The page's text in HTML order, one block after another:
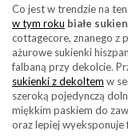
Co jest w trendzie na
w tym roku białe
cottagecore, znanego z
ażurowe sukienki
falbaną przy dekolcie.
sukienki z dekoltem w
szeroką pojedynczą
miękkim paskiem do
oraz lepiej wyeksponuje